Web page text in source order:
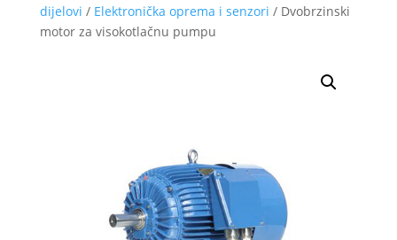
dijelovi / Elektronička oprema i senzori / Dvobrzinski
motor za visokotlačnu pumpu